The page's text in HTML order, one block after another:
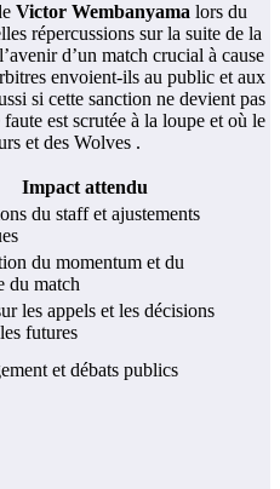
Victor Wembanyama lors du
répercussions sur la suite de la
d’un match crucial à cause
envoient-ils au public et aux
si cette sanction ne devient pas
est scrutée à la loupe et où le
et des Wolves .
Impact attendu
du staff et ajustements
du momentum et du
du match
les appels et les décisions
futures
et débats publics